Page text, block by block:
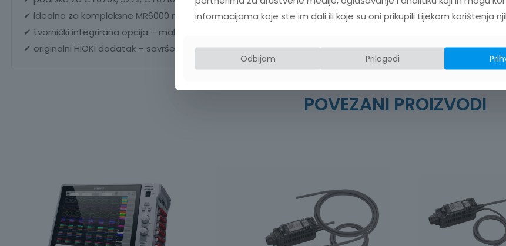
✔ idealno za kompleksne MR6000 mjerne konfiguracije
✔ tvornički integrirana opcija – maksimalna pouzdanost
✔ originalni HIOKI dodatak – savršena kompatibilnost
POVEZANI PROIZVODI
informacijama koje ste im dali ili koje su oni prikupili tijekom korištenja
Odbijam Prilagodi